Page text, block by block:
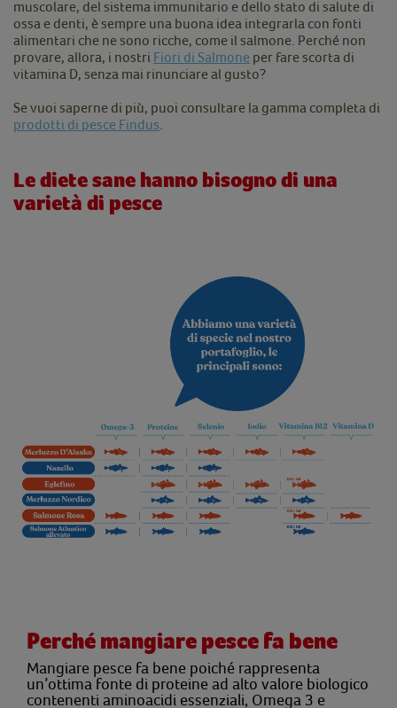
muscolare, del sistema immunitario e dello stato di salute di
ossa e denti, è sempre una buona idea integrarla con fonti
alimentari che ne sono ricche, come il salmone. Perché non
provare, allora, i nostri Fiori di Salmone per fare scorta di
vitamina D, senza mai rinunciare al gusto?
Se vuoi saperne di più, puoi consultare la gamma completa di
prodotti di pesce Findus
Le diete sane hanno bisogno di una
varietà di pesce
Perché mangiare pesce fa bene
Mangiare pesce fa bene poiché rappresenta
un’ottima fonte di proteine ad alto valore biologico
contenenti aminoacidi essenziali, Omega 3 e